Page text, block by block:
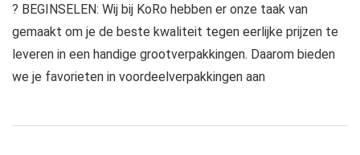
? BEGINSELEN: Wij bij KoRo hebben er onze taak van
gemaakt om je de beste kwaliteit tegen eerlijke prijzen te
leveren in een handige grootverpakkingen. Daarom bieden
we je favorieten in voordeelverpakkingen aan